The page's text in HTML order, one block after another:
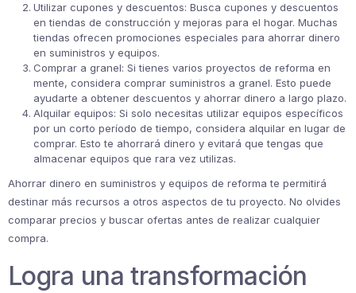
Utilizar cupones y descuentos: Busca cupones y descuentos
en tiendas de construcción y mejoras para el hogar. Muchas
tiendas ofrecen promociones especiales para ahorrar dinero
en suministros y equipos.
Comprar a granel: Si tienes varios proyectos de reforma en
mente, considera comprar suministros a granel. Esto puede
ayudarte a obtener descuentos y ahorrar dinero a largo plazo.
Alquilar equipos: Si solo necesitas utilizar equipos específicos
por un corto período de tiempo, considera alquilar en lugar de
comprar. Esto te ahorrará dinero y evitará que tengas que
almacenar equipos que rara vez utilizas.
Ahorrar dinero en suministros y equipos de reforma te permitirá
destinar más recursos a otros aspectos de tu proyecto. No olvides
comparar precios y buscar ofertas antes de realizar cualquier
compra.
Logra una transformación